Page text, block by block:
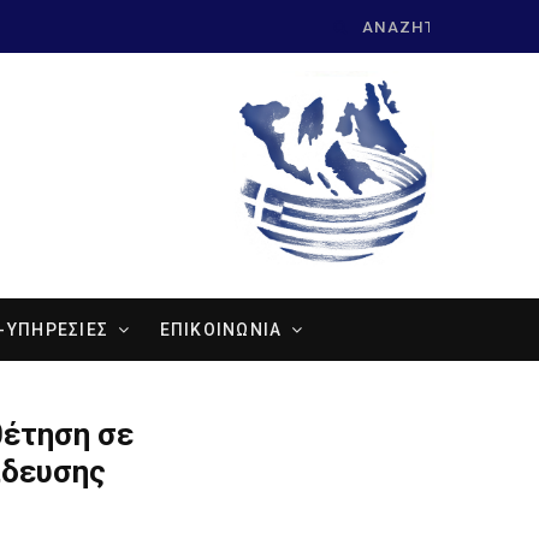
Search
ΥΠΗΡΕΣΙΕΣ ΕΠΙΚΟΙΝΩΝΙΑ
σε